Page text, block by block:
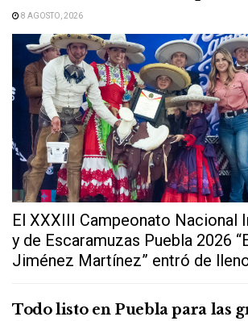
8 AGOSTO, 2026
El XXXIII Campeonato Nacional
y de Escaramuzas Puebla 2026
Jiménez Martínez” entró de
Todo listo en Puebla para las